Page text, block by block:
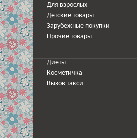
Для взрослых
Детские товары
Зарубежные покупки
Прочие товары
Диеты
Косметичка
Вызов такси